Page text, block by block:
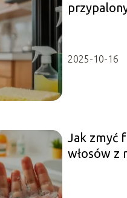
metody i
2025-10-16
Jak zmyć
włosów z